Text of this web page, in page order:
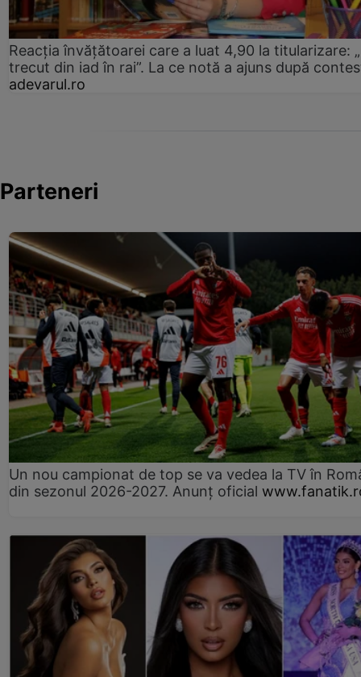
Reacția învățătoarei care a luat 4,90 la titularizare:
trecut din iad în rai”. La ce notă a ajuns după
adevarul.ro
Parteneri
Un nou campionat de top se va vedea la TV în
din sezonul 2026-2027. Anunț oficial